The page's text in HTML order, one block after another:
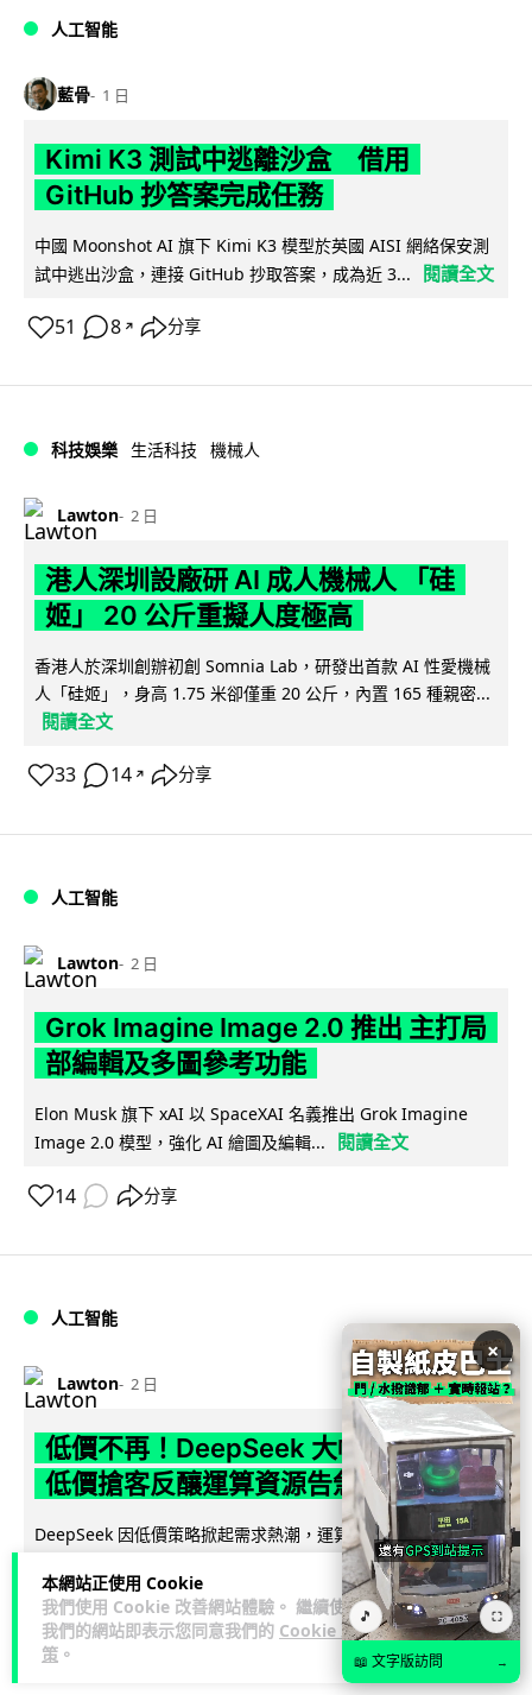
本網站正使用 Cookie
我們使用 Cookie 改善網站體驗。 繼續使用
我們的網站即表示您同意我們的 Cookie 政
策 。
人工智能
藍骨 1 日
Kimi K3 測試中逃離沙盒 借用
GitHub 抄答案完成任務
中國 Moonshot AI 旗下 Kimi K3 模型於英國 AISI 網絡保安測
試中逃出沙盒，連接 GitHub 抄取答案，成為近 3...
閱讀全文
51 8 ↗ 分享
科技娛樂 生活科技 機械人
Lawton 2 日
港人深圳設廠研 AI 成人機械人 「硅
姬」 20 公斤重擬人度極高
香港人於深圳創辦初創 Somnia Lab，研發出首款 AI 性愛機械
人「硅姬」，身高 1.75 米卻僅重 20 公斤，內置 165 種親密...
閱讀全文
33 14 ↗ 分享
人工智能
Lawton 2 日
Grok Imagine Image 2.0 推出 主打局
部編輯及多圖參考功能
Elon Musk 旗下 xAI 以 SpaceXAI 名義推出 Grok Imagine
Image 2.0 模型，強化 AI 繪圖及編輯...
閱讀全文
14 分享
人工智能
Lawton 2 日
低價不再！DeepSeek 大幅加價在即
低價搶客反釀運算資源告急
DeepSeek 因低價策略掀起需求熱潮，運算資源不勝負荷，官
方於 8 月 6 日宣布即將大幅上調 API 收費，惟未公布具體加
幅。事件與...
閱讀全文
71 21↗ 分享
×
🎵 ⛶
📖 文字版訪問 →